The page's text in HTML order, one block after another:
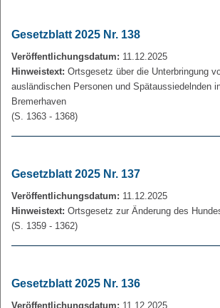
Gesetzblatt 2025 Nr. 138
Veröffentlichungsdatum: 11.12.2025
Hinweistext: Ortsgesetz über die Unterbringung
ausländischen Personen und Spätaussiedelnden
Bremerhaven
(S. 1363 - 1368)
Gesetzblatt 2025 Nr. 137
Veröffentlichungsdatum: 11.12.2025
Hinweistext: Ortsgesetz zur Änderung des
(S. 1359 - 1362)
Gesetzblatt 2025 Nr. 136
Veröffentlichungsdatum: 11.12.2025